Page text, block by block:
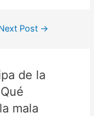
Post →
de la
mala